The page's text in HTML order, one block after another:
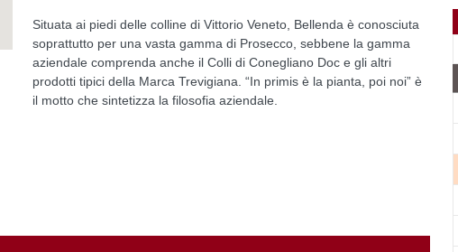
Situata ai piedi delle colline di Vittorio Veneto, Bellenda è conosciuta
soprattutto per una vasta gamma di Prosecco, sebbene la gamma
aziendale comprenda anche il Colli di Conegliano Doc e gli altri
prodotti tipici della Marca Trevigiana. “In primis è la pianta, poi noi” è
il motto che sintetizza la filosofia aziendale.